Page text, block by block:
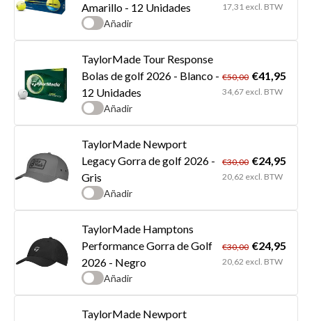
Amarillo - 12 Unidades
Añadir
17,31 excl. BTW
TaylorMade Tour Response
Bolas de golf 2026 - Blanco -
12 Unidades
Añadir
€50,00 €41,95
34,67 excl. BTW
TaylorMade Newport
Legacy Gorra de golf 2026 -
Gris
Añadir
€30,00 €24,95
20,62 excl. BTW
TaylorMade Hamptons
Performance Gorra de Golf
2026 - Negro
Añadir
€30,00 €24,95
20,62 excl. BTW
TaylorMade Newport